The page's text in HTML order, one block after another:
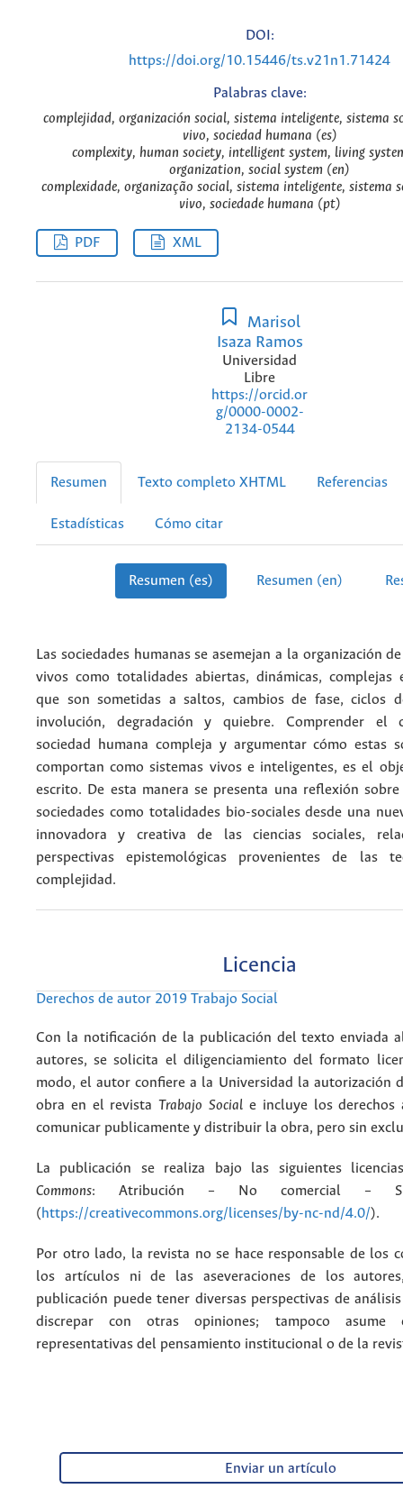
DOI:
https://doi.org/10.15446/ts.v21n1.71424
Palabras clave:
complejidad, organización social, sistema inteligente, sistema
vivo, sociedad humana (es)
complexity, human society, intelligent system, living
organization, social system (en)
complexidade, organização social, sistema inteligente, sistema
vivo, sociedade humana (pt)
PDF XML
Marisol
Isaza Ramos
Universidad
Libre
https://orcid.or
g/0000-0002-
2134-0544
Resumen Texto completo XHTML Referencias
Estadísticas Cómo citar
Resumen (es) Resumen (en)
Las sociedades humanas se asemejan a la organización
vivos como totalidades abiertas, dinámicas, complejas
que son sometidas a saltos, cambios de fase, ciclos
involución, degradación y quiebre. Comprender el
sociedad humana compleja y argumentar cómo estas
comportan como sistemas vivos e inteligentes, es el
escrito. De esta manera se presenta una reflexión
sociedades como totalidades bio-sociales desde una
innovadora y creativa de las ciencias sociales,
perspectivas epistemológicas provenientes de las
complejidad.
Licencia
Derechos de autor 2019 Trabajo Social
Con la notificación de la publicación del texto enviada
autores, se solicita el diligenciamiento del formato
modo, el autor confiere a la Universidad la autorización
obra en el revistaTrabajo Social e incluye los derechos
comunicar publicamente y distribuir la obra, pero sin
La publicación se realiza bajo las siguientes
Commons: Atribución – No comercial –
(https://creativecommons.org/licenses/by-nc-nd/4.0/).
Por otro lado, la revista no se hace responsable de los
los artículos ni de las aseveraciones de los
publicación puede tener diversas perspectivas de
discrepar con otras opiniones; tampoco asume
representativas del pensamiento institucional o de la
Enviar un artículo